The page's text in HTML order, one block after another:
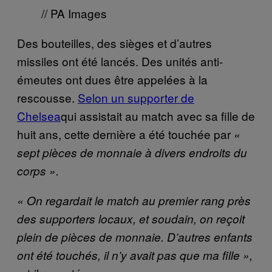
// PA Images
Des bouteilles, des sièges et d’autres
missiles ont été lancés. Des unités anti-
émeutes ont dues être appelées à la
rescousse. Selon un supporter de
Chelseaqui assistait au match avec sa fille de
huit ans, cette dernière a été touchée par «
sept pièces de monnaie à divers endroits du
corps ».
« On regardait le match au premier rang près
des supporters locaux, et soudain, on reçoit
plein de pièces de monnaie. D’autres enfants
ont été touchés, il n’y avait pas que ma fille »,